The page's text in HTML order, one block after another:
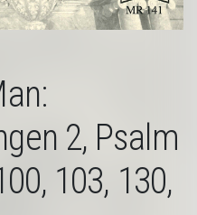
2, Psalm
103, 130,